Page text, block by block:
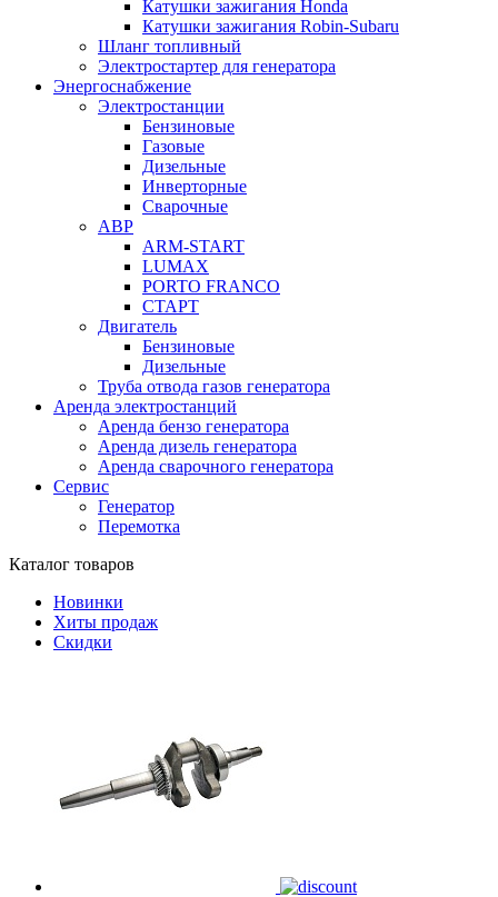
Катушки зажигания Honda
Катушки зажигания Robin-Subaru
Шланг топливный
Электростартер для генератора
Энергоснабжение
Электростанции
Бензиновые
Газовые
Дизельные
Инверторные
Сварочные
АВР
ARM-START
LUMAX
PORTO FRANCO
СТАРТ
Двигатель
Бензиновые
Дизельные
Труба отвода газов генератора
Аренда электростанций
Аренда бензо генератора
Аренда дизель генератора
Аренда сварочного генератора
Сервис
Генератор
Перемотка
Каталог товаров
Новинки
Хиты продаж
Скидки